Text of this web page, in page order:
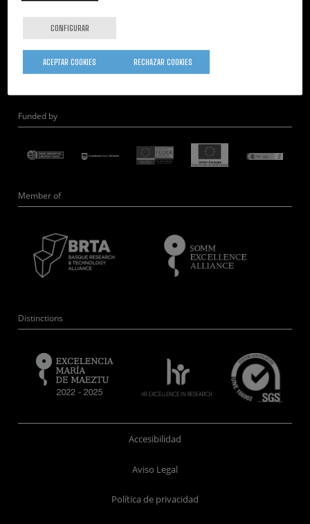
Nanomateriales
Microscopía de Detección Cuántica
Nanoingeniería
Hardware Cuántico
Funded by
Member of
Distinctions
Accesibilidad
Aviso Legal
Política de privacidad
CONFIGURAR
RECHAZAR COOKIES
ACEPTAR COOKIES